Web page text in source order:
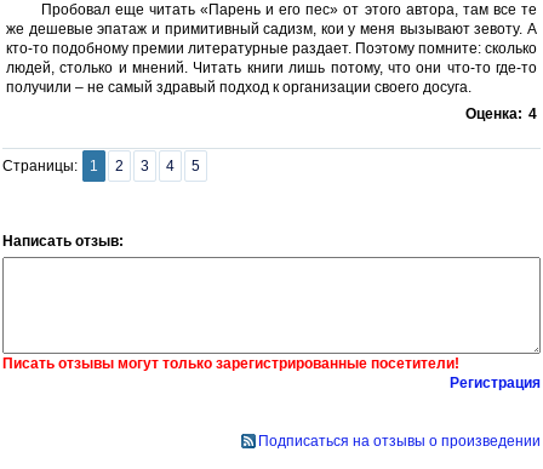
Пробовал еще читать «Парень и его пес» от этого автора, там все те
же дешевые эпатаж и примитивный садизм, кои у меня вызывают зевоту. А
кто-то подобному премии литературные раздает. Поэтому помните: сколько
людей, столько и мнений. Читать книги лишь потому, что они что-то где-то
получили – не самый здравый подход к организации своего досуга.
Оценка: 4
Страницы: 1 2 3 4 5
Написать отзыв:
Писать отзывы могут только зарегистрированные посетители!
Регистрация
Подписаться на отзывы о произведении